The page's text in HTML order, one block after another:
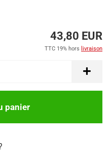
43,80 EUR
TTC 19% hors livraison
panier